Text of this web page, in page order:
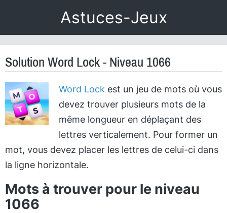
Astuces-Jeux
Solution Word Lock - Niveau 1066
Word Lock est un jeu de mots où vous
devez trouver plusieurs mots de la
même longueur en déplaçant des
lettres verticalement. Pour former un
mot, vous devez placer les lettres de celui-ci dans
la ligne horizontale.
Mots à trouver pour le niveau
1066